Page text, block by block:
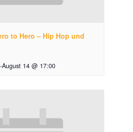
to Hero – Hip Hop und
-August 14 @ 17:00